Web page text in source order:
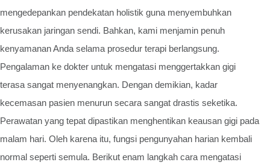
mengedepankan pendekatan holistik guna menyembuhkan
kerusakan jaringan sendi. Bahkan, kami menjamin penuh
kenyamanan Anda selama prosedur terapi berlangsung.
Pengalaman ke dokter untuk mengatasi menggertakkan gigi
terasa sangat menyenangkan. Dengan demikian, kadar
kecemasan pasien menurun secara sangat drastis seketika.
Perawatan yang tepat dipastikan menghentikan keausan gigi pada
malam hari. Oleh karena itu, fungsi pengunyahan harian kembali
normal seperti semula. Berikut enam langkah cara mengatasi